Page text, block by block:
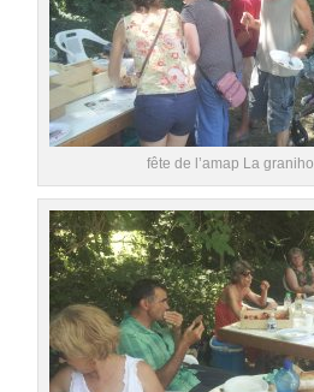
fête de l’amap La graniho